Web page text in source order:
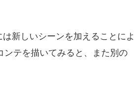
新しいシーンを加えることによ
ンテを描いてみると、また別の